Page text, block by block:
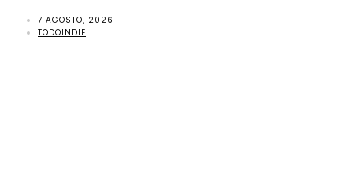
7 AGOSTO, 2026
TODOINDIE